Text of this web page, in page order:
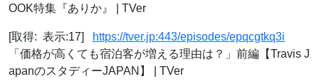
OOK特集『ありか』 | TVer
[取得: 表示:17]
https://tver.jp:443/episodes/epqcgtkq3i
「価格が高くても宿泊客が増える理由は？」前編【Travis J
apanのスタディーJAPAN】 | TVer